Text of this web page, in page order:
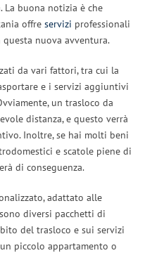
La buona notizia è che
offre servizi professionali
nuova avventura.
da vari fattori, tra cui la
e i servizi aggiuntivi
un trasloco da
distanza, e questo verrà
Inoltre, se hai molti beni
e scatole piene di
di conseguenza.
adattato alle
diversi pacchetti di
del trasloco e sui servizi
piccolo appartamento o